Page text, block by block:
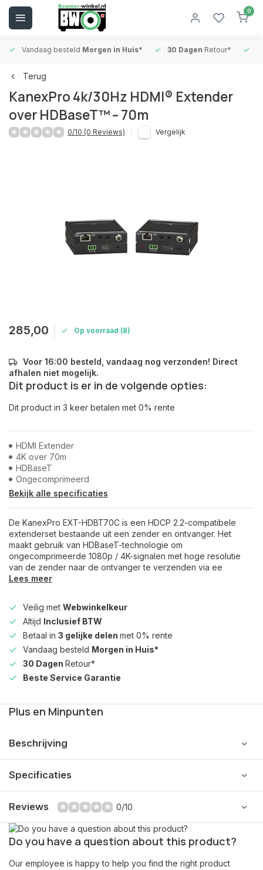
0
Vandaag besteld Morgen in Huis* 30 Dagen Retour*
Terug
KanexPro 4k/30Hz HDMI® Extender
over HDBaseT™ – 70m
0/10 (0 Reviews) Vergelijk
285,00 Op voorraad (8)
Voor 16:00 besteld, vandaag nog verzonden! Direct
afhalen niet mogelijk.
Dit product is er in de volgende opties:
Dit product in 3 keer betalen met 0% rente
HDMI Extender
4K over 70m
HDBaseT
Ongecomprimeerd
Bekijk alle specificaties
De KanexPro EXT-HDBT70C is een HDCP 2.2-compatibele
extenderset bestaande uit een zender en ontvanger. Het
maakt gebruik van HDBaseT-technologie om
ongecomprimeerde 1080p / 4K-signalen met hoge resolutie
van de zender naar de ontvanger te verzenden via ee
Lees meer
Veilig met Webwinkelkeur
Altijd Inclusief BTW
Betaal in 3 gelijke delen met 0% rente
Vandaag besteld Morgen in Huis*
30 Dagen Retour*
Beste Service Garantie
Plus en Minpunten
Beschrijving
Specificaties
Reviews 0/10
Do you have a question about this product?
Our employee is happy to help you find the right product